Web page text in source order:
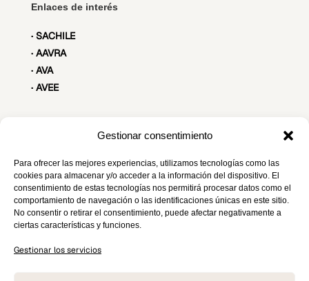
Gestionar consentimiento
Para ofrecer las mejores experiencias, utilizamos tecnologías como las
cookies para almacenar y/o acceder a la información del dispositivo. El
consentimiento de estas tecnologías nos permitirá procesar datos como el
comportamiento de navegación o las identificaciones únicas en este sitio.
No consentir o retirar el consentimiento, puede afectar negativamente a
ciertas características y funciones.
Gestionar los servicios
Enlaces de interés
· SACHILE
· AAVRA
· AVA
· AVEE
secretariatecnica@seaav.org
C/ Maestro Ripoll, 8 Madrid
¡Síguenos!